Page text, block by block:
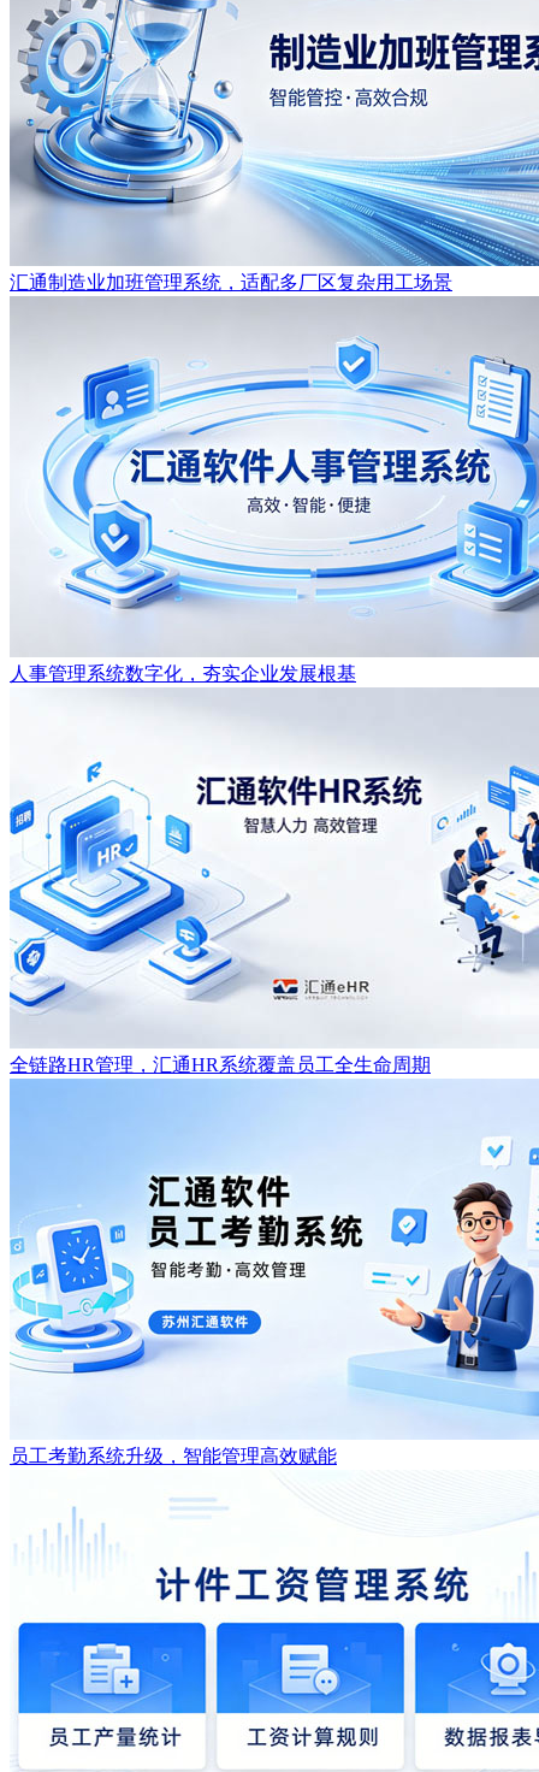
汇通制造业加班管理系统，适配多厂区复杂用工场景
人事管理系统数字化，夯实企业发展根基
全链路HR管理，汇通HR系统覆盖员工全生命周期
员工考勤系统升级，智能管理高效赋能